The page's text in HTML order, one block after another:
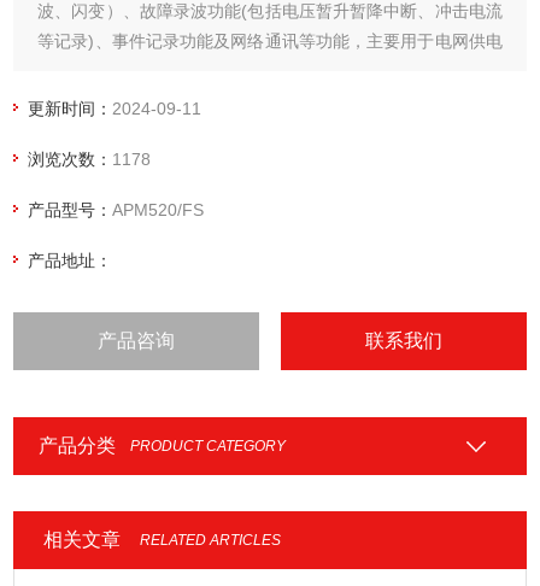
波、闪变）、故障录波功能(包括电压暂升暂降中断、冲击电流
等记录)、事件记录功能及网络通讯等功能，主要用于电网供电
AO 模块、无线通讯模块、漏电测温模块，可以灵活实现电气
更新时间： 2024-09-11
浏览次数： 1178
产品型号：APM520/FS
产品地址：
产品咨询 联系我们
产品分类 PRODUCT CATEGORY
相关文章 RELATED ARTICLES